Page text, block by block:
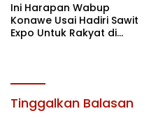
Ini Harapan Wabup
Konawe Usai Hadiri Sawit
Expo Untuk Rakyat di
Tinggalkan Balasan